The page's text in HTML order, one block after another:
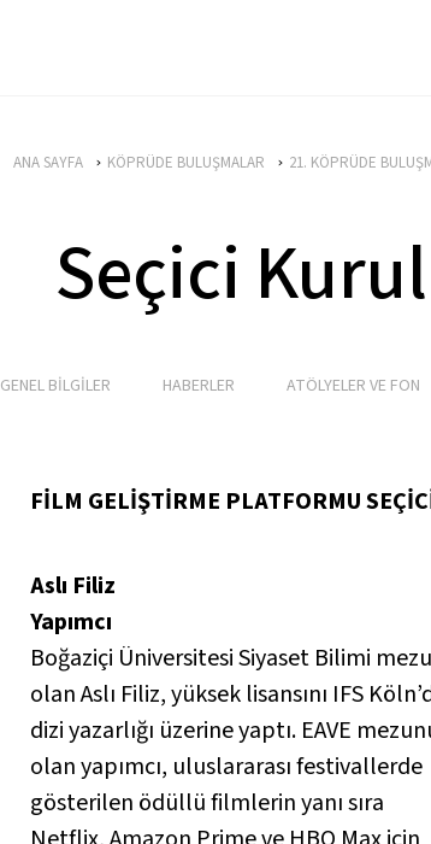
ANA SAYFA KÖPRÜDE BULUŞMALAR 21. KÖPRÜDE
Seçici Kurul
GENEL BİLGİLER HABERLER ATÖLYELER VE FON
FİLM GELİŞTİRME PLATFORMU
Aslı Filiz
Yapımcı
Boğaziçi Üniversitesi Siyaset Bilimi
olan Aslı Filiz, yüksek lisansını IFS
dizi yazarlığı üzerine yaptı. EAVE
olan yapımcı, uluslararası festivallerde
gösterilen ödüllü filmlerin yanı sıra